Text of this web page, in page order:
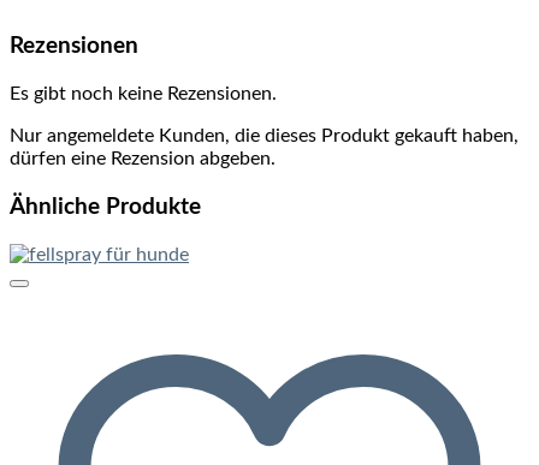
Rezensionen
Es gibt noch keine Rezensionen.
Nur angemeldete Kunden, die dieses Produkt gekauft haben,
dürfen eine Rezension abgeben.
Ähnliche Produkte